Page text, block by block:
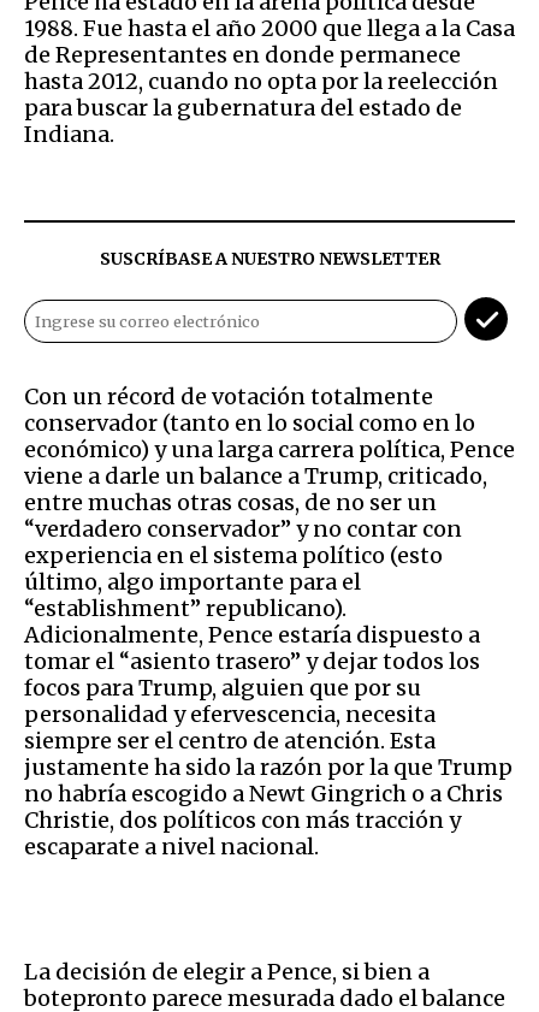
1988. Fue hasta el año 2000 que llega a la Casa
de Representantes en donde permanece
hasta 2012, cuando no opta por la reelección
para buscar la gubernatura del estado de
Indiana.
SUSCRÍBASE A NUESTRO NEWSLETTER
Con un récord de votación totalmente
conservador (tanto en lo social como en lo
económico) y una larga carrera política, Pence
viene a darle un balance a Trump, criticado,
entre muchas otras cosas, de no ser un
“verdadero conservador” y no contar con
experiencia en el sistema político (esto
último, algo importante para el
“establishment” republicano).
Adicionalmente, Pence estaría dispuesto a
tomar el “asiento trasero” y dejar todos los
focos para Trump, alguien que por su
personalidad y efervescencia, necesita
siempre ser el centro de atención. Esta
justamente ha sido la razón por la que Trump
no habría escogido a Newt Gingrich o a Chris
Christie, dos políticos con más tracción y
escaparate a nivel nacional.
La decisión de elegir a Pence, si bien a
botepronto parece mesurada dado el balance